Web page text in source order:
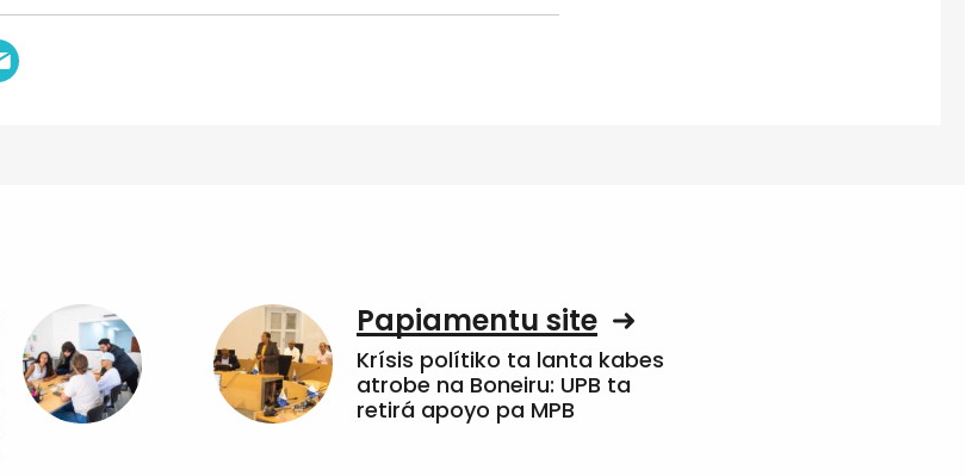
Papiamentu site
Krísis polítiko ta lanta kabes
atrobe na Boneiru: UPB ta
retirá apoyo pa MPB